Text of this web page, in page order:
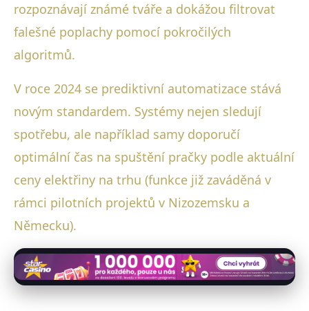
rozpoznávají známé tváře a dokážou filtrovat
falešné poplachy pomocí pokročilých
algoritmů.
V roce 2024 se prediktivní automatizace stává
novým standardem. Systémy nejen sledují
spotřebu, ale například samy doporučí
optimální čas na spuštění pračky podle aktuální
ceny elektřiny na trhu (funkce již zaváděná v
rámci pilotních projektů v Nizozemsku a
Německu).